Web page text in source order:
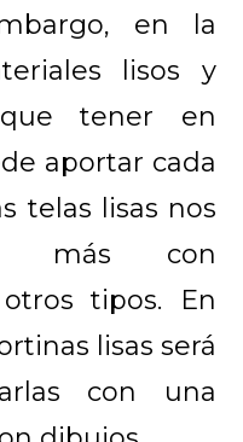
en la
lisos y
tener en
aportar cada
telas lisas nos
más con
tipos. En
lisas será
con una